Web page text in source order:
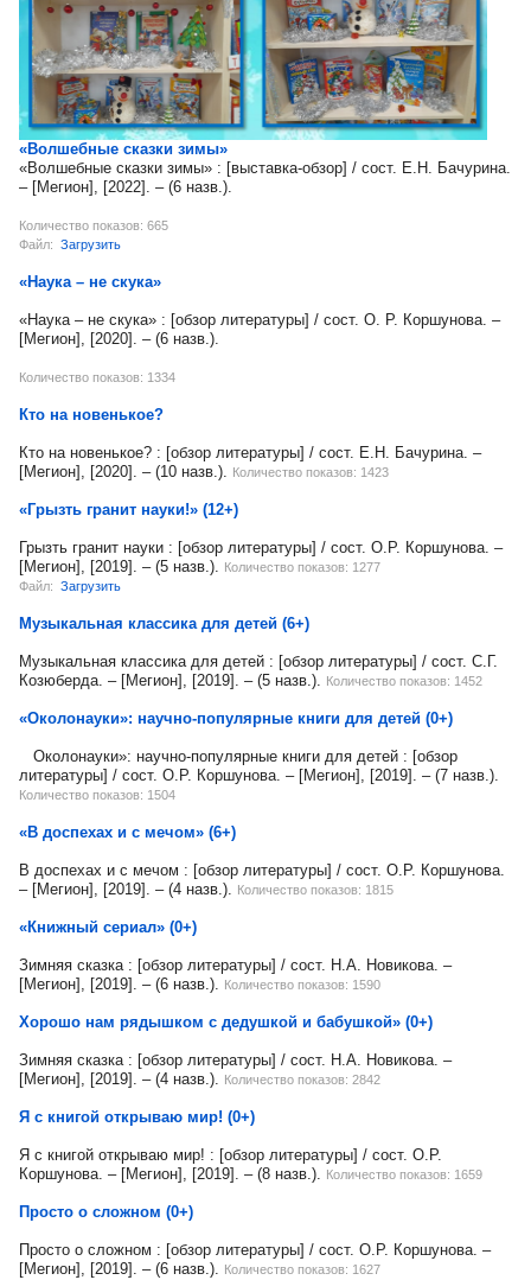
«Волшебные сказки зимы»
«Волшебные сказки зимы» : [выставка-обзор] / сост. Е.Н. Бачурина.
– [Мегион], [2022]. – (6 назв.).
Количество показов: 665
Файл: Загрузить
«Наука – не скука»
«Наука – не скука» : [обзор литературы] / сост. О. Р. Коршунова. –
[Мегион], [2020]. – (6 назв.).
Количество показов: 1334
Кто на новенькое?
Кто на новенькое? : [обзор литературы] / сост. Е.Н. Бачурина. –
[Мегион], [2020]. – (10 назв.). Количество показов: 1423
«Грызть гранит науки!» (12+)
Грызть гранит науки : [обзор литературы] / сост. О.Р. Коршунова. –
[Мегион], [2019]. – (5 назв.). Количество показов: 1277
Файл: Загрузить
Музыкальная классика для детей (6+)
Музыкальная классика для детей : [обзор литературы] / сост. С.Г.
Козюберда. – [Мегион], [2019]. – (5 назв.). Количество показов: 1452
«Околонауки»: научно-популярные книги для детей (0+)
Околонауки»: научно-популярные книги для детей : [обзор
литературы] / сост. О.Р. Коршунова. – [Мегион], [2019]. – (7 назв.).
Количество показов: 1504
«В доспехах и с мечом» (6+)
В доспехах и с мечом : [обзор литературы] / сост. О.Р. Коршунова.
– [Мегион], [2019]. – (4 назв.). Количество показов: 1815
«Книжный сериал» (0+)
Зимняя сказка : [обзор литературы] / сост. Н.А. Новикова. –
[Мегион], [2019]. – (6 назв.). Количество показов: 1590
Хорошо нам рядышком с дедушкой и бабушкой» (0+)
Зимняя сказка : [обзор литературы] / сост. Н.А. Новикова. –
[Мегион], [2019]. – (4 назв.). Количество показов: 2842
Я с книгой открываю мир! (0+)
Я с книгой открываю мир! : [обзор литературы] / сост. О.Р.
Коршунова. – [Мегион], [2019]. – (8 назв.). Количество показов: 1659
Просто о сложном (0+)
Просто о сложном : [обзор литературы] / сост. О.Р. Коршунова. –
[Мегион], [2019]. – (6 назв.). Количество показов: 1627